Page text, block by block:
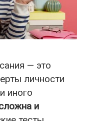
— это
личности
иного
и